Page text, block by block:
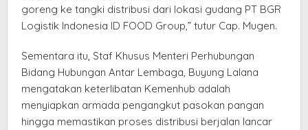
goreng ke tangki distribusi dari lokasi gudang PT BGR
Logistik Indonesia ID FOOD Group,” tutur Cap. Mugen.
Sementara itu, Staf Khusus Menteri Perhubungan
Bidang Hubungan Antar Lembaga, Buyung Lalana
mengatakan keterlibatan Kemenhub adalah
menyiapkan armada pengangkut pasokan pangan
hingga memastikan proses distribusi berjalan lancar